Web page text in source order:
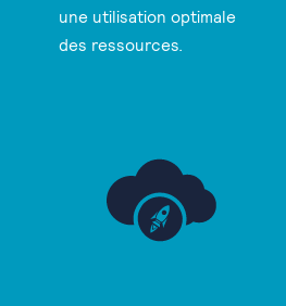
une utilisation optimale
des ressources.